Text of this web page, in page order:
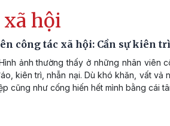
hội
công tác xã hội: Cần sự kiên
ảnh thường thấy ở những nhân viên
kiên trì, nhẫn nại. Dù khó khăn, vất vả
cũng như cống hiến hết mình bằng cái